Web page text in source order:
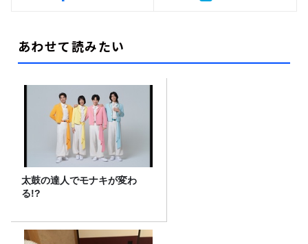
あわせて読みたい
太鼓の達人でモナキが変わ
る!?